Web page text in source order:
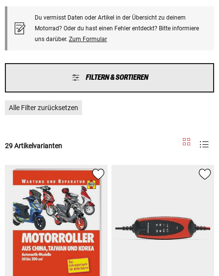
Du vermisst Daten oder Artikel in der Übersicht zu deinem
Motorrad? Oder du hast einen Fehler entdeckt? Bitte informiere
uns darüber. Zum Formular
FILTERN & SORTIEREN
Alle Filter zurücksetzen
29 Artikelvarianten